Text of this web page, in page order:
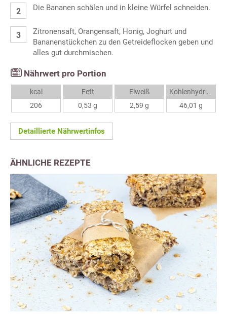
Die Bananen schälen und in kleine Würfel schneiden.
Zitronensaft, Orangensaft, Honig, Joghurt und
Bananenstückchen zu den Getreideflocken geben und
alles gut durchmischen.
Nährwert pro Portion
kcal
206
Fett
0,53 g
Eiweiß
2,59 g
Kohlenhydrate
46,01 g
Detaillierte Nährwertinfos
ÄHNLICHE REZEPTE